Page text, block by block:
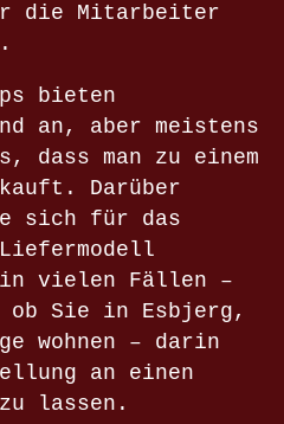
die Mitarbeiter
bieten
an, aber meistens
dass man zu einem
Darüber
sich für das
in vielen Fällen –
ob Sie in Esbjerg,
wohnen – darin
an einen
lassen.